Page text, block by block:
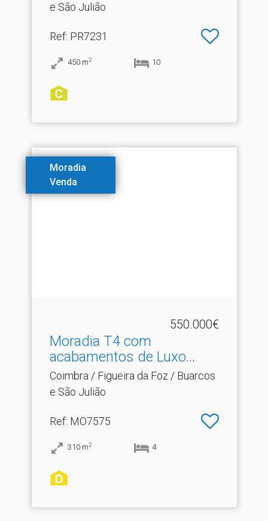
e São Julião
Ref: PR7231
450 m2 10
Moradia
Venda
550.000€
Moradia T4 com
acabamentos de Luxo
Junto à Pr.​..
Coimbra / Figueira da Foz / Buarcos
e São Julião
Ref: MO7575
310 m2 4